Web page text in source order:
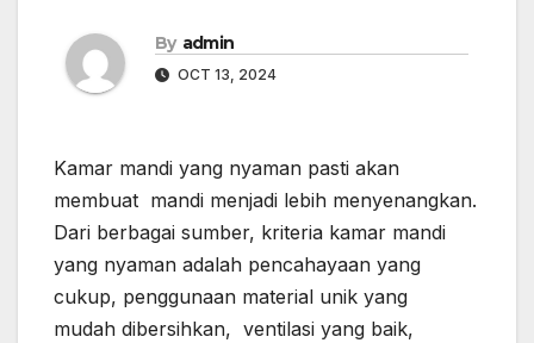
By admin
OCT 13, 2024
Kamar mandi yang nyaman pasti akan
membuat mandi menjadi lebih menyenangkan.
Dari berbagai sumber, kriteria kamar mandi
yang nyaman adalah pencahayaan yang
cukup, penggunaan material unik yang
mudah dibersihkan, ventilasi yang baik,